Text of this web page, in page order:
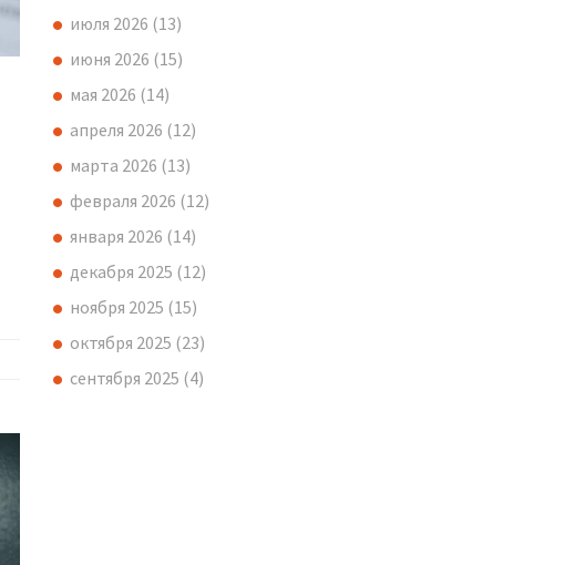
июля 2026 (13)
июня 2026 (15)
мая 2026 (14)
апреля 2026 (12)
марта 2026 (13)
февраля 2026 (12)
января 2026 (14)
декабря 2025 (12)
ноября 2025 (15)
октября 2025 (23)
сентября 2025 (4)